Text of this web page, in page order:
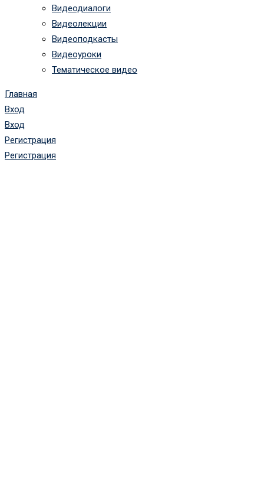
Видеодиалоги
Видеолекции
Видеоподкасты
Видеоуроки
Тематическое видео
Главная
Вход
Вход
Регистрация
Регистрация